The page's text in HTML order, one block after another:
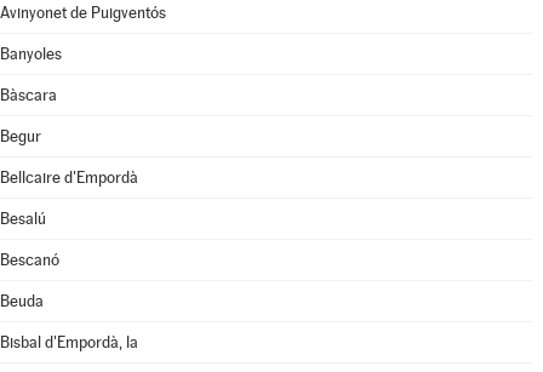
Avinyonet de Puigventós
Banyoles
Bàscara
Begur
Bellcaire d'Empordà
Besalú
Bescanó
Beuda
Bisbal d'Empordà, la